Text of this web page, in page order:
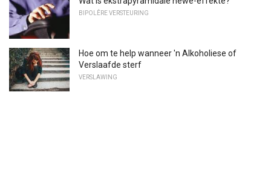
BIPOLÊRE VERSTEURING
Hoe om te help wanneer 'n Alkoholiese of
Verslaafde sterf
VERSLAWING